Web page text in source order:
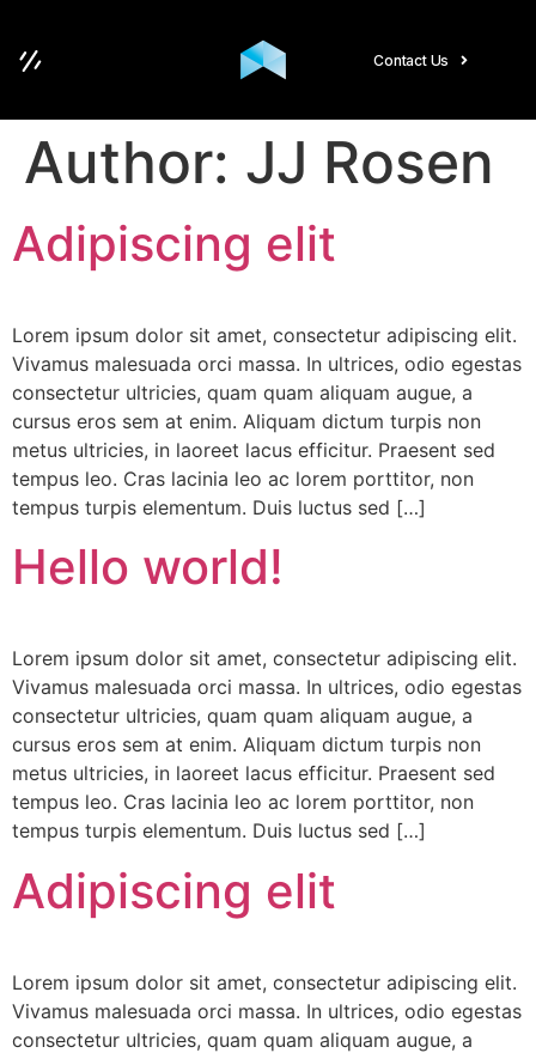
Contact Us
Author: JJ Rosen
Adipiscing elit
Lorem ipsum dolor sit amet, consectetur adipiscing elit.
Vivamus malesuada orci massa. In ultrices, odio egestas
consectetur ultricies, quam quam aliquam augue, a
cursus eros sem at enim. Aliquam dictum turpis non
metus ultricies, in laoreet lacus efficitur. Praesent sed
tempus leo. Cras lacinia leo ac lorem porttitor, non
tempus turpis elementum. Duis luctus sed […]
Hello world!
Lorem ipsum dolor sit amet, consectetur adipiscing elit.
Vivamus malesuada orci massa. In ultrices, odio egestas
consectetur ultricies, quam quam aliquam augue, a
cursus eros sem at enim. Aliquam dictum turpis non
metus ultricies, in laoreet lacus efficitur. Praesent sed
tempus leo. Cras lacinia leo ac lorem porttitor, non
tempus turpis elementum. Duis luctus sed […]
Adipiscing elit
Lorem ipsum dolor sit amet, consectetur adipiscing elit.
Vivamus malesuada orci massa. In ultrices, odio egestas
consectetur ultricies, quam quam aliquam augue, a